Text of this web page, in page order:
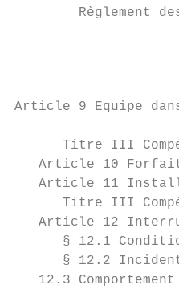
Règlement
Article 9 Equipe
Titre III
Article 10
Article 11
Titre III
Article 12
§ 12.1
§ 12.2
12.3